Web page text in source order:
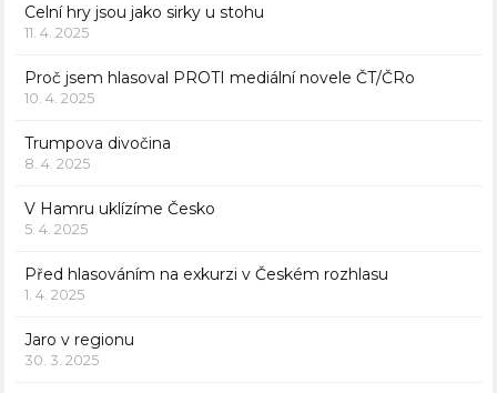
Celní hry jsou jako sirky u stohu
11. 4. 2025
Proč jsem hlasoval PROTI mediální novele ČT/ČRo
10. 4. 2025
Trumpova divočina
8. 4. 2025
V Hamru uklízíme Česko
5. 4. 2025
Před hlasováním na exkurzi v Českém rozhlasu
1. 4. 2025
Jaro v regionu
30. 3. 2025